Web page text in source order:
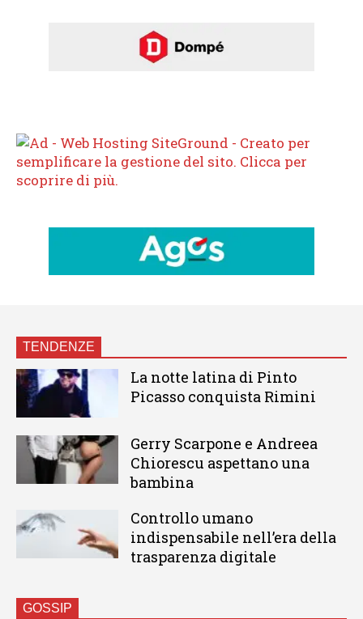
TENDENZE
La notte latina di Pinto
Picasso conquista Rimini
Gerry Scarpone e Andreea
Chiorescu aspettano una
bambina
Controllo umano
indispensabile nell’era della
trasparenza digitale
GOSSIP